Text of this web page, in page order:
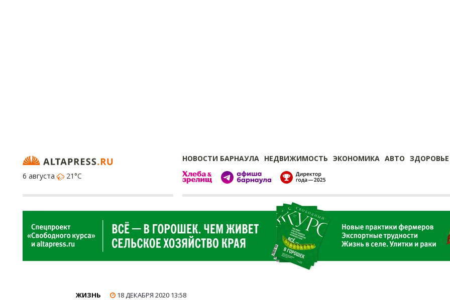
НОВОСТИ БАРНАУЛА НЕДВИЖИМОСТЬ ЭКОНОМИКА АВТО ЗДОРОВЬЕ
6 августа
21°C
ЖИЗНЬ 18 ДЕКАБРЯ 2020 13:58